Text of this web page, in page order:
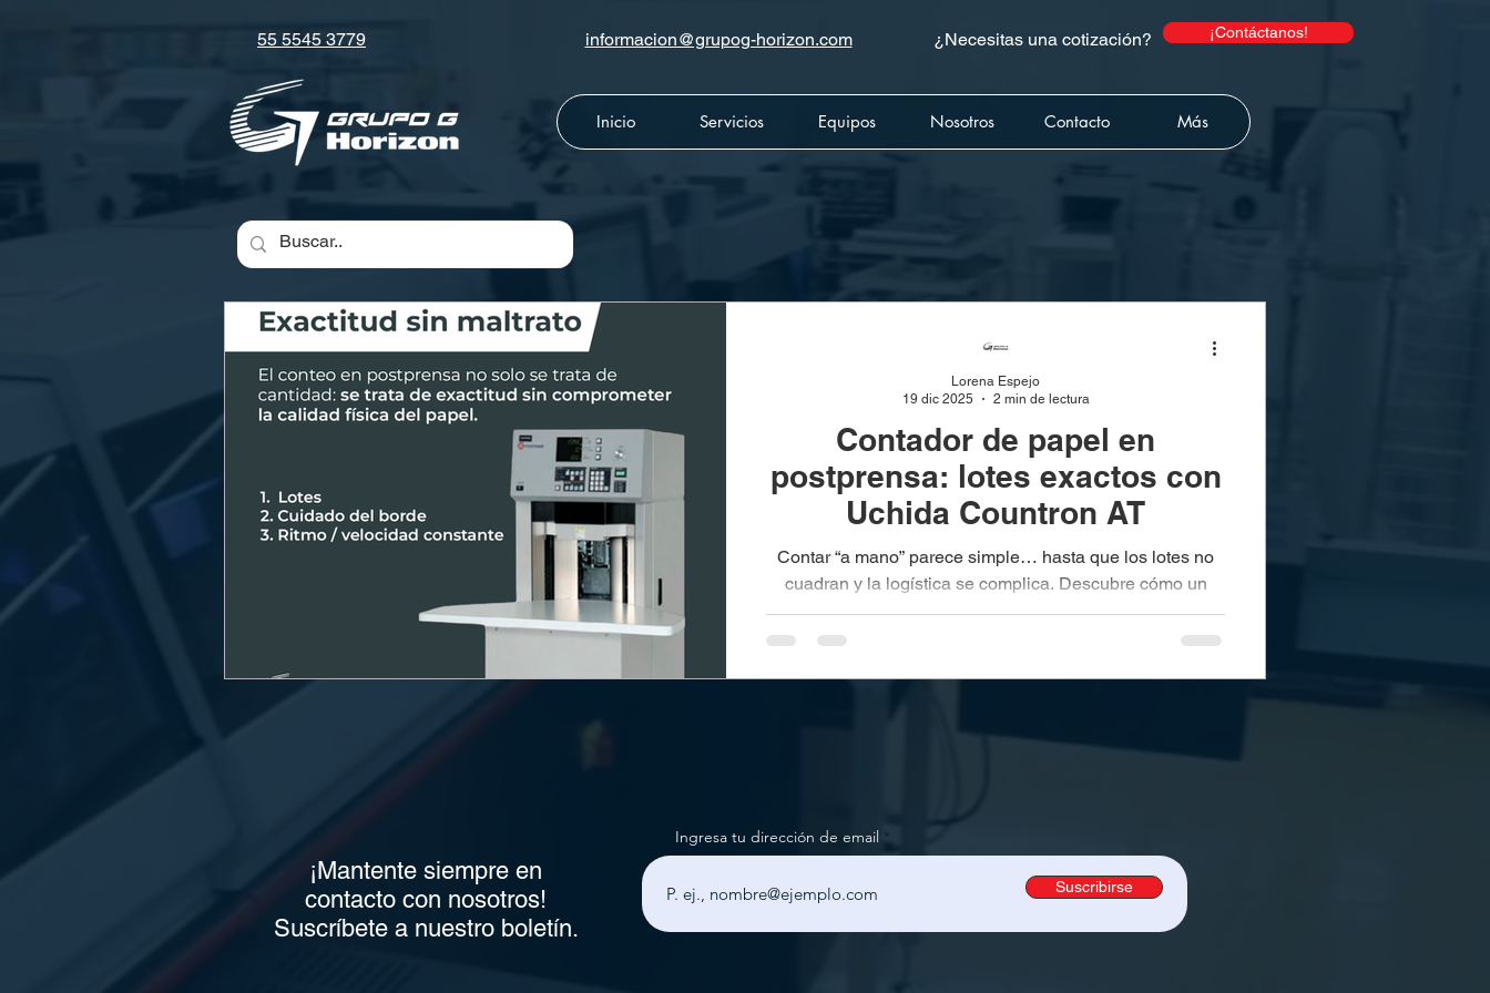
55 5545 3779 informacion@grupog-horizon.com ¿Necesitas una cotización? ¡Contáctanos!
Inicio Servicios Equipos Nosotros Contacto Más
Contador de papel en
postprensa: lotes exactos con
Uchida Countron AT
Contar “a mano” parece simple… hasta que los lotes no
cuadran y la logística se complica. Descubre cómo un
contador de papel como Countron AT estandariza salidas
y elimina microerrores que cuestan reputación.
Lorena Espejo
19 dic 2025
2 min de lectura
¡Mantente siempre en
contacto con nosotros!
Suscríbete a nuestro boletín.
Ingresa tu dirección de email
Suscribirse